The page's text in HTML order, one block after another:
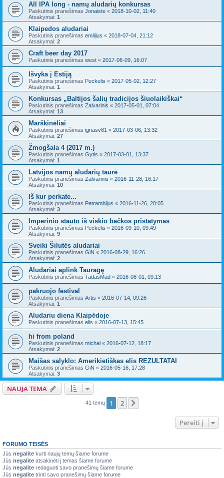
All IPA long - namų aludarių konkursas
Paskutinis pranešimas Jonaiste « 2018-10-02, 11:40
Atsakymai: 1
Klaipedos aludariai
Paskutinis pranešimas emilijus « 2018-07-04, 21:12
Atsakymai: 2
Craft beer day 2017
Paskutinis pranešimas west « 2017-06-09, 16:07
Išvyka į Estiją
Paskutinis pranešimas Peckelis « 2017-05-02, 12:27
Atsakymai: 1
Konkursas „Baltijos šalių tradicijos šiuolaikiškai“
Paskutinis pranešimas Zalvarinis « 2017-05-01, 07:04
Atsakymai: 13
Marškinėliai
Paskutinis pranešimas ignasv81 « 2017-03-06, 13:32
Atsakymai: 27
Žmogšala 4 (2017 m.)
Paskutinis pranešimas Gytis « 2017-03-01, 13:37
Atsakymai: 1
Latvijos namų aludarių taurė
Paskutinis pranešimas Zalvarinis « 2016-11-28, 16:17
Atsakymai: 10
Iš kur perkate...
Paskutinis pranešimas Petrambijus « 2016-11-26, 20:05
Atsakymai: 3
Imperinio stauto iš viskio bačkos pristatymas
Paskutinis pranešimas Peckelis « 2016-09-10, 09:49
Atsakymai: 9
Sveiki Šilutės aludariai
Paskutinis pranešimas GiN « 2016-08-29, 16:26
Atsakymai: 2
Aludariai aplink Tauragę
Paskutinis pranešimas TadasMad « 2016-08-01, 09:13
pakruojo festival
Paskutinis pranešimas Artis « 2016-07-14, 09:26
Atsakymai: 1
Aludariu diena Klaipėdoje
Paskutinis pranešimas elis « 2016-07-13, 15:45
hi from poland
Paskutinis pranešimas michal « 2016-07-12, 18:17
Atsakymai: 2
Maišas salyklo: Amerikietiškas elis REZULTATAI
Paskutinis pranešimas GiN « 2016-05-16, 17:28
Atsakymai: 3
NAUJA TEMA
41 temų 1 2
Pereiti į
FORUMO TEISĖS
Jūs negalite kurti naujų temų šiame forume
Jūs negalite atsakinėti į temas šiame forume
Jūs negalite redaguoti savo pranešimų šiame forume
Jūs negalite trinti savo pranešimų šiame forume